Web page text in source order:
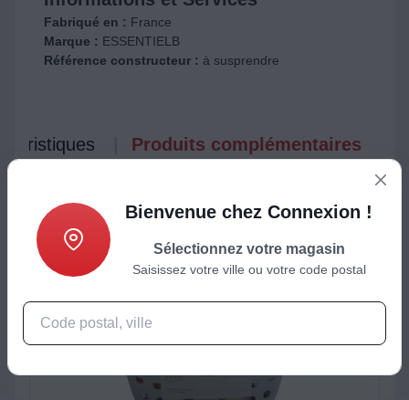
Fabriqué en : France
Marque : ESSENTIELB
Référence constructeur : à susprendre
Produits complémentaires
Bienvenue chez Connexion !
Sélectionnez votre magasin
Saisissez votre ville ou votre code postal